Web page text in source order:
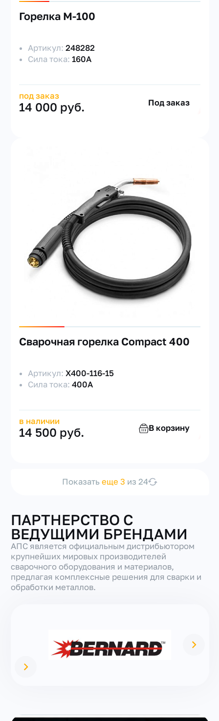
Горелка M-100
Артикул:248282
Сила тока:160А
под заказ
14 000 руб. Под заказ
Сварочная горелка Compact 400
Артикул:X400-116-15
Сила тока:400А
в наличии
14 500 руб. В корзину
Показатьеще 3 из 24
ПАРТНЕРСТВО С
ВЕДУЩИМИ БРЕНДАМИ
АПС является официальным дистрибьютором
крупнейших мировых производителей
сварочного оборудования и материалов,
предлагая комплексные решения для сварки и
обработки металлов.